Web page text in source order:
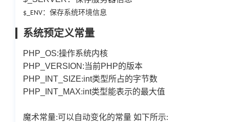
$_ENV：保存系统环境信息
系统预定义常量
PHP_OS:操作系统内核
PHP_VERSION:当前PHP的版本
PHP_INT_SIZE:int类型所占的字节数
PHP_INT_MAX:int类型能表示的最大值
魔术常量:可以自动变化的常量 如下所示: